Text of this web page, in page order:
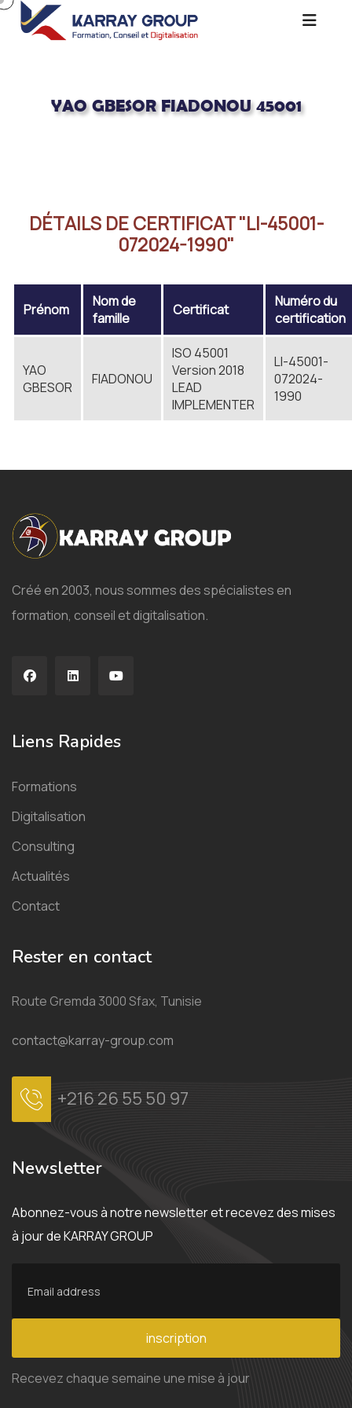
YAO GBESOR FIADONOU 45001
DÉTAILS DE CERTIFICAT "LI-45001-
072024-1990"
Prénom
Nom de
famille
Certificat
Numéro du
certification
YAO
GBESOR
FIADONOU
ISO 45001
Version 2018
LEAD
IMPLEMENTER
LI-45001-
072024-
1990
Créé en 2003, nous sommes des spécialistes en
formation, conseil et digitalisation.
Liens Rapides
Formations
Digitalisation
Consulting
Actualités
Contact
Rester en contact
Route Gremda 3000 Sfax, Tunisie
contact@karray-group.com
+216 26 55 50 97
Newsletter
Abonnez-vous à notre newsletter et recevez des mises
à jour de KARRAY GROUP
inscription
Recevez chaque semaine une mise à jour